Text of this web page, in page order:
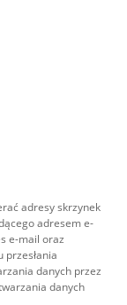
adresy skrzynek
adresem e-
e-mail oraz
danych przez
danych